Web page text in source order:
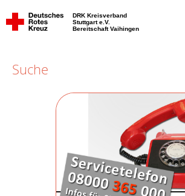
DRK Kreisverband
Stuttgart e.V.
Bereitschaft Vaihingen
Suche